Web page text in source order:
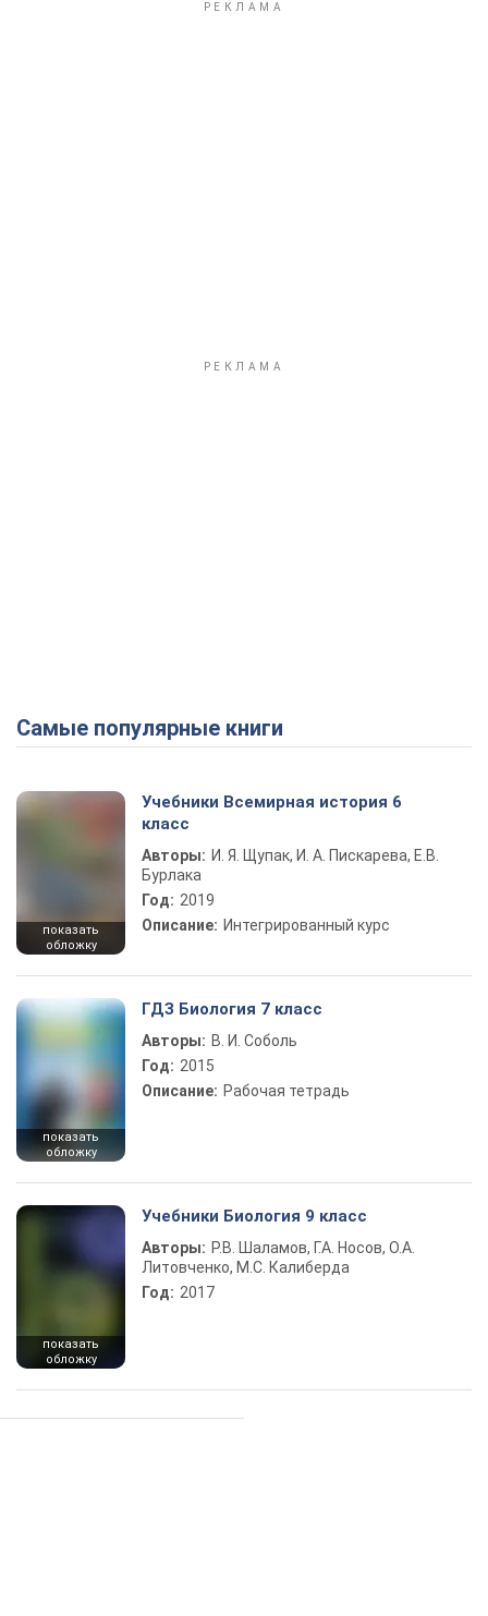
Самые популярные книги
показать
обложку
Учебники Всемирная история 6
класс
Авторы: И. Я. Щупак, И. А. Пискарева, Е.В.
Бурлака
Год: 2019
Описание: Интегрированный курс
показать
обложку
ГДЗ Биология 7 класс
Авторы: В. И. Соболь
Год: 2015
Описание: Рабочая тетрадь
показать
обложку
Учебники Биология 9 класс
Авторы: Р.В. Шаламов, Г.А. Носов, О.А.
Литовченко, М.С. Калиберда
Год: 2017